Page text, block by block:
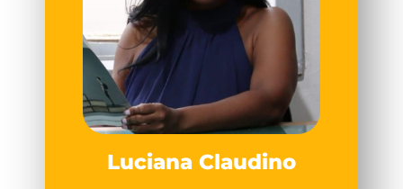
Luciana Claudino